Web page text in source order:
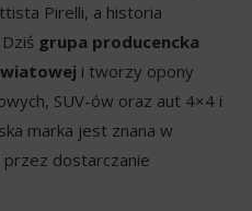
Pirelli, a historia
grupa producencka
i tworzy opony
SUV-ów oraz aut 4×4 i
marka jest znana w
dostarczanie